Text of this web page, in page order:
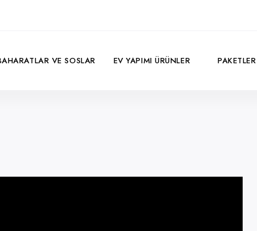
VE SOSLAR EV YAPIMI ÜRÜNLER PAKETLER